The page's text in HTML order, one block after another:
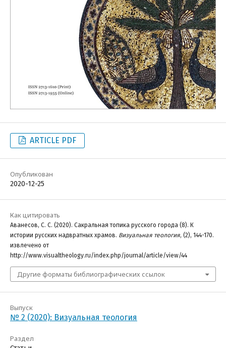
ARTICLE PDF
Опубликован
2020-12-25
Как цитировать
Аванесов, С. С. (2020). Сакральная топика русского города (8). К
истории русских надвратных храмов. Визуальная теология, (2), 144-170.
извлечено от
http://www.visualtheology.ru/index.php/journal/article/view/44
Другие форматы библиографических ссылок
Выпуск
№ 2 (2020): Визуальная теология
Раздел